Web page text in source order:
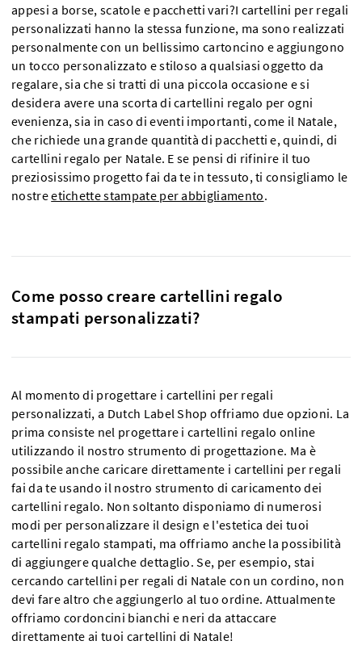
appesi a borse, scatole e pacchetti vari?I cartellini per regali
personalizzati hanno la stessa funzione, ma sono realizzati
personalmente con un bellissimo cartoncino e aggiungono
un tocco personalizzato e stiloso a qualsiasi oggetto da
regalare, sia che si tratti di una piccola occasione e si
desidera avere una scorta di cartellini regalo per ogni
evenienza, sia in caso di eventi importanti, come il Natale,
che richiede una grande quantità di pacchetti e, quindi, di
cartellini regalo per Natale. E se pensi di rifinire il tuo
preziosissimo progetto fai da te in tessuto, ti consigliamo le
nostreetichette stampate per abbigliamento.
Come posso creare cartellini regalo
stampati personalizzati?
Al momento di progettare i cartellini per regali
personalizzati, a Dutch Label Shop offriamo due opzioni. La
prima consiste nel progettare i cartellini regalo online
utilizzando il nostro strumento di progettazione. Ma è
possibile anche caricare direttamente i cartellini per regali
fai da te usando il nostro strumento di caricamento dei
cartellini regalo. Non soltanto disponiamo di numerosi
modi per personalizzare il design e l'estetica dei tuoi
cartellini regalo stampati, ma offriamo anche la possibilità
di aggiungere qualche dettaglio. Se, per esempio, stai
cercando cartellini per regali di Natale con un cordino, non
devi fare altro che aggiungerlo al tuo ordine. Attualmente
offriamo cordoncini bianchi e neri da attaccare
direttamente ai tuoi cartellini di Natale!